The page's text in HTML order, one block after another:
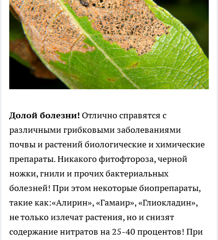
Долой болезни! Отлично справятся с
различными грибковыми заболеваниями
почвы и растений биологические и химические
препараты. Никакого фитофтороза, черной
ножки, гнили и прочих бактериальных
болезней! При этом некоторые биопрепараты,
такие как:«Алирин», «Гамаир», «Глиокладин»,
не только излечат растения, но и снизят
содержание нитратов на 25-40 процентов! При